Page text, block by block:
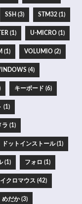
SSH (3) STM32 (1)
(1) U-MICRO (1)
(1) VOLUMIO (2)
(4)
キーボード (6)
(1)
ラ (1)
ドットインストール (1)
(1) フォロ (1)
クロマウス (42)
めだか (3)